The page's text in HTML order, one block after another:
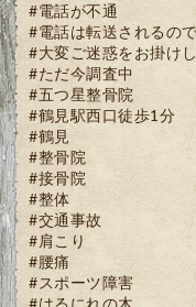
#電話が不通
#電話は転送されるの
#大変ご迷惑をお掛け
#ただ今調査中
#五つ星整骨院
#鶴見駅西口徒歩1分
#鶴見
#整骨院
#接骨院
#整体
#交通事故
#肩こり
#腰痛
#スポーツ障害